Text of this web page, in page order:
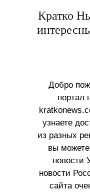
Кратко
Добро
портал
узнаете
из разных
вы
новости
новости
сайта